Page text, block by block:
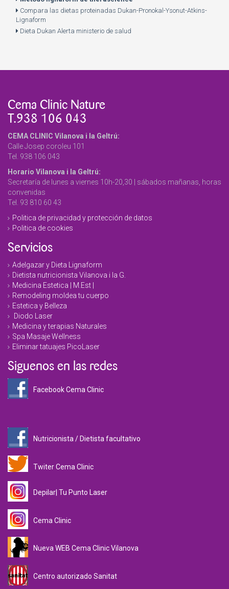
Compara las dietas proteinadas Dukan-Pronokal-Ysonut-Atkins-
Lignaform
Dieta Dukan Alerta ministerio de salud
Cema Clinic Nature
T.938 106 043
CEMA CLINIC Vilanova i la Geltrú:
Calle Josep coroleu 101
Tel. 938 106 043
Horario Vilanova i la Geltrú:
Secretaría de lunes a viernes 10h-20,30 | sábados mañanas, horas
convenidas
Tel. 93 810 60 43
Politica de privacidad y protección de datos
Politica de cookies
Servicios
Adelgazar y Dieta Lignaform
Dietista nutricionista Vilanova i la G.
Medicina Estetica | M.Est |
Remodeling moldea tu cuerpo
Estetica y Belleza
Diodo Laser
Medicina y terapias Naturales
Spa Masaje Wellness
Eliminar tatuajes PicoLaser
Siguenos en las redes
Facebook Cema Clinic
Nutricionista / Dietista facultativo
Twiter Cema Clinic
Depilar| Tu Punto Laser
Cema Clinic
Nueva WEB Cema Clinic Vilanova
Centro autorizado Sanitat